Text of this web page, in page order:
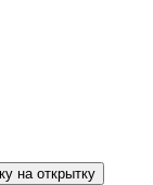
на открытку